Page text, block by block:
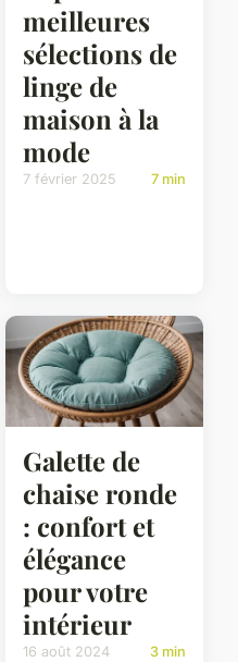
meilleures
sélections de
linge de
maison à la
mode
7 février 2025 7 min
Galette de
chaise ronde
: confort et
élégance
pour votre
intérieur
16 août 2024 3 min